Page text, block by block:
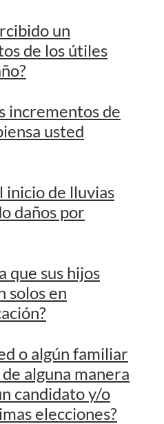
un
de los útiles
incrementos de
usted
inicio de lluvias
daños por
que sus hijos
solos en
o algún familiar
alguna manera
candidato y/o
elecciones?